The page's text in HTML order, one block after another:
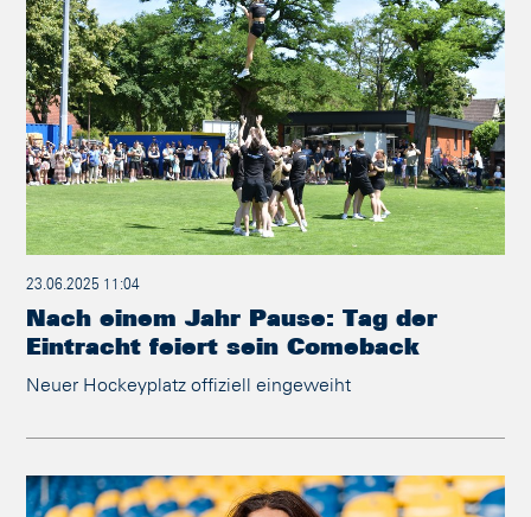
23.06.2025 11:04
Nach einem Jahr Pause: Tag der
Eintracht feiert sein Comeback
Neuer Hockeyplatz offiziell eingeweiht